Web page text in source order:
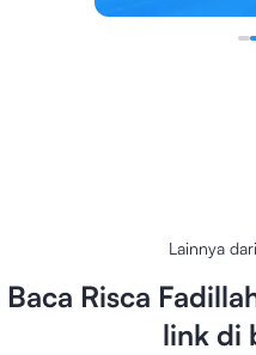
Lainnya dari
Baca Risca
link di